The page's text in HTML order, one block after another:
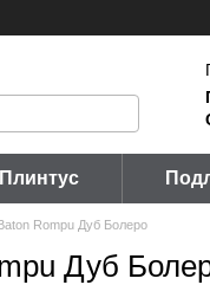
Плинтус
Rompu Дуб Болеро
Дуб